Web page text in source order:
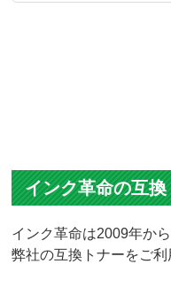
インク革命の互
インク革命は2009年か
弊社の互換トナーをご利